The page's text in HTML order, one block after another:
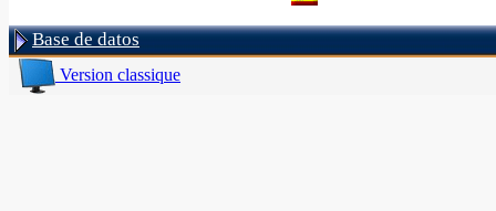
Base de datos
Version classique